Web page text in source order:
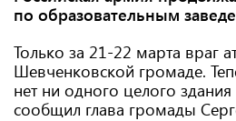
по образовательным
Только за 21-22 марта враг
Шевченковской громаде.
нет ни одного целого
сообщил глава громады